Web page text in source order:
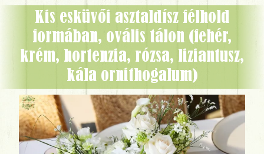
Kis esküvői asztaldísz félhold
formában, ovális tálon (fehér,
krém, hortenzia, rózsa, liziantusz,
kála ornithogalum)